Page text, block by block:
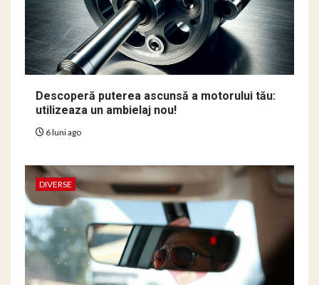
Descoperă puterea ascunsă a motorului tău:
utilizeaza un ambielaj nou!
6 luni ago
DIVERSE